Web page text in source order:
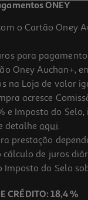
ONEY
o Cartão Oney
para
Oney Auchan+,
na Loja de valor
acresce
e Imposto do Selo,
detalhe aqui.
prestação
de juros
Imposto do Selo
CRÉDITO: 18,4 %